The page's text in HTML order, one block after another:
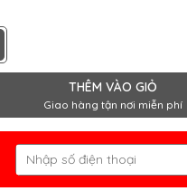
THÊM VÀO GIỎ
Giao hàng tận nơi miễn phí